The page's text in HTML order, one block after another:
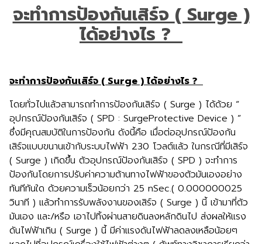
จะทำการป้องกันเสิร์จ( Surge )
ได้อย่างไร ?
จะทำการป้องกันเสิร์จ ( Surge ) ได้อย่างไร ?
โดยทั่วไปแล้วสามารถทำการป้องกันเสิร์จ ( Surge ) ได้ด้วย “
อุปกรณ์ป้องกันเสิร์จ ( SPD : SurgeProtective Device ) ”
ซึ่งมีคุณสมบัติในการป้องกัน ดังนี้คือ เมื่อต่ออุปกรณ์ป้องกัน
เสิร์จแบบขนานเข้ากับระบบไฟฟ้า 230 โวลต์แล้ว ในกรณีที่มีเสิร์จ
( Surge ) เกิดขึ้น ตัวอุปกรณ์ป้องกันเสิร์จ ( SPD ) จะทำการ
ป้องกันโดยการปรับค่าความต้านทางไฟฟ้าของตัวมันเองอย่าง
ทันทีทันใด ด้วยความเร็วน้อยกว่า 25 nSec.( 0.000000025
วินาที ) แล้วทำการรับพลังงานของเสิร์จ ( Surge ) นี้ เข้ามาที่ตัว
มันเอง และ/หรือ เอาไปทิ้งผ่านสายดินลงหลักดินไป ส่งผลให้แรง
ดันไฟฟ้าเกิน ( Surge ) นี้ มีค่าแรงดันไฟฟ้าลดลงเหลือน้อยๆ